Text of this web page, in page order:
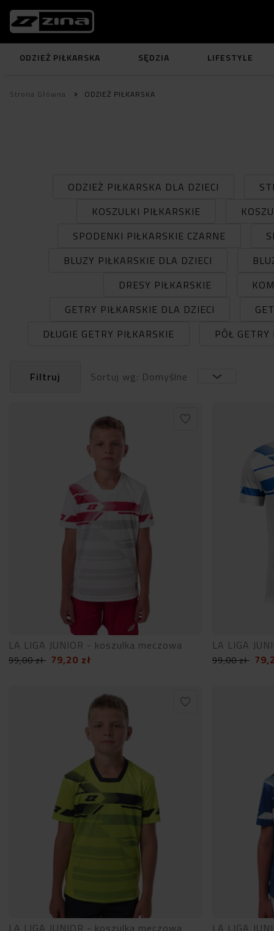
ODZIEŻ PIŁKARSKA SĘDZIA LIFESTYLE
Strona Główna ODZIEŻ PIŁKARSKA
ODZIEŻ PIŁKARSKA DLA DZIECI
KOSZULKI PIŁKARSKIE
SPODENKI PIŁKARSKIE CZARNE
BLUZY PIŁKARSKIE DLA DZIECI
DRESY PIŁKARSKIE
GETRY PIŁKARSKIE DLA DZIECI
DŁUGIE GETRY PIŁKARSKIE
PÓŁ
Filtruj Sortuj wg: Domyślne
LA LIGA JUNIOR - koszulka meczowa
99,00zł 79,20 zł
LA LIGA
99,00zł